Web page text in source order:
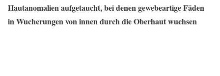
Hautanomalien aufgetaucht, bei denen gewebeartige Fäden
in Wucherungen von innen durch die Oberhaut wuchsen